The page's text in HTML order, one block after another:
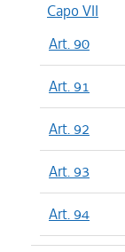
Capo VII
Art. 90
Art. 91
Art. 92
Art. 93
Art. 94